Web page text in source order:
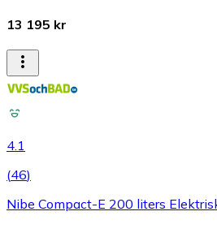
13 195 kr
4.1
(46)
Nibe Compact-E 200 liters